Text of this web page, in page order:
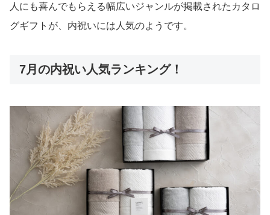
人にも喜んでもらえる幅広いジャンルが掲載されたカタロ
グギフトが、内祝いには人気のようです。
7月の内祝い人気ランキング！